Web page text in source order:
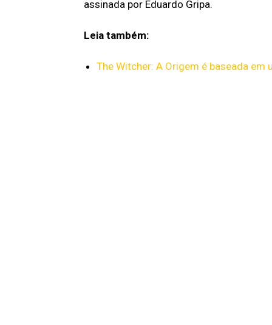
assinada por Eduardo Gripa.
Leia também:
The Witcher: A Origem é baseada em